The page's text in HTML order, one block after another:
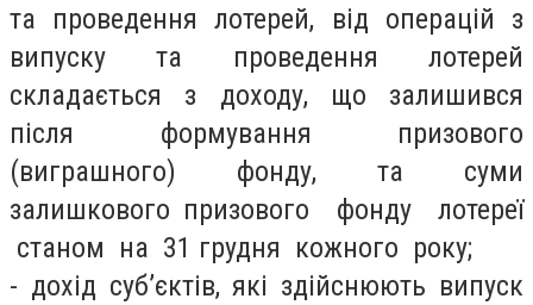
та проведення лотерей, від операцій з
випуску та проведення лотерей
складається з доходу, що залишився
після формування призового
(виграшного) фонду, та суми
залишкового призового фонду лотереї
станом на 31 грудня кожного року;
- дохід суб’єктів, які здійснюють випуск